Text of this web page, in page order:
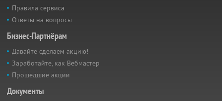
Правила сервиса
Ответы на вопросы
Бизнес-Партнёрам
Давайте сделаем акцию!
Заработайте, как Вебмастер
Прошедшие акции
Документы